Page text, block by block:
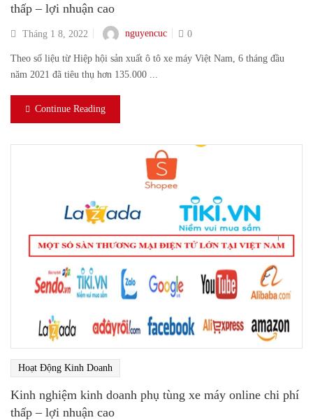
thấp – lợi nhuận cao
Tháng 1 8, 2022 nguyencuc 0
Theo số liệu từ Hiệp hội sản xuất ô tô xe máy Việt Nam, 6 tháng đầu
năm 2021 đã tiêu thụ hơn 135.000 ...
Continue Reading
Hoạt Động Kinh Doanh
Kinh nghiệm kinh doanh phụ tùng xe máy online chi phí
thấp – lợi nhuận cao